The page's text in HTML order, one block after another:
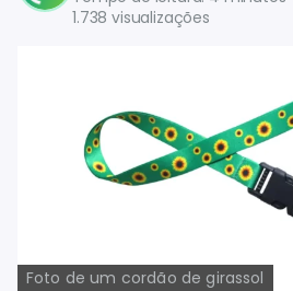
1.738 visualizações
Foto de um cordão de girassol